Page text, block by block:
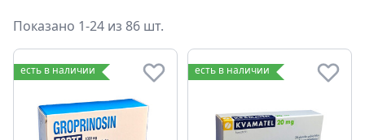
Показано 1-24 из 86 шт.
есть в наличии есть в наличии